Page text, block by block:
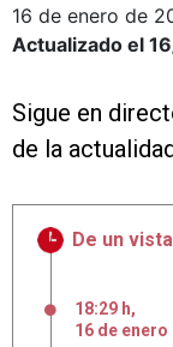
16 de enero de
Actualizado el
Sigue en
de la
De un
18:29 h,
16 de enero